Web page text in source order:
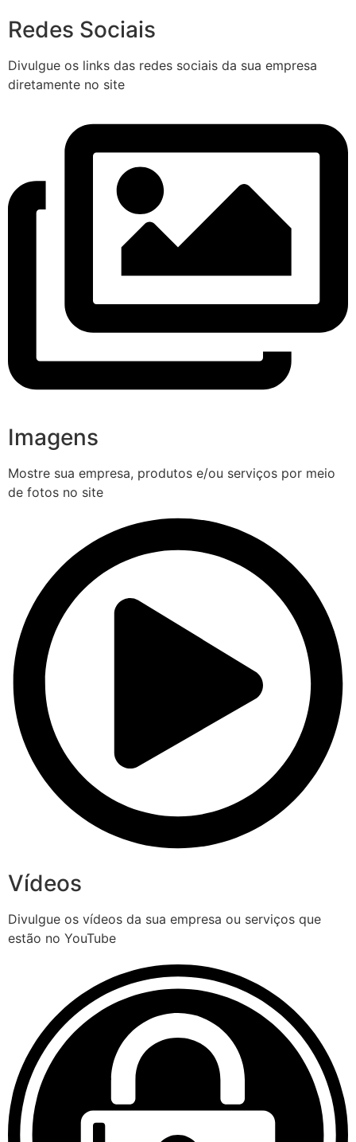
Redes Sociais
Divulgue os links das redes sociais da sua empresa
diretamente no site
Imagens
Mostre sua empresa, produtos e/ou serviços por meio
de fotos no site
Vídeos
Divulgue os vídeos da sua empresa ou serviços que
estão no YouTube